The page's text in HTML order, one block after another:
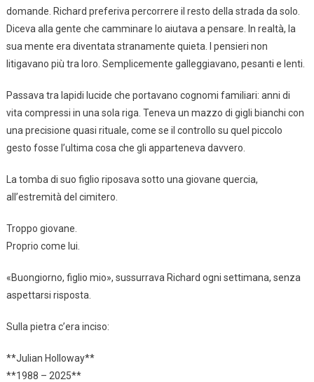
domande. Richard preferiva percorrere il resto della strada da solo.
Diceva alla gente che camminare lo aiutava a pensare. In realtà, la
sua mente era diventata stranamente quieta. I pensieri non
litigavano più tra loro. Semplicemente galleggiavano, pesanti e lenti.
Passava tra lapidi lucide che portavano cognomi familiari: anni di
vita compressi in una sola riga. Teneva un mazzo di gigli bianchi con
una precisione quasi rituale, come se il controllo su quel piccolo
gesto fosse l’ultima cosa che gli apparteneva davvero.
La tomba di suo figlio riposava sotto una giovane quercia,
all’estremità del cimitero.
Troppo giovane.
Proprio come lui.
«Buongiorno, figlio mio», sussurrava Richard ogni settimana, senza
aspettarsi risposta.
Sulla pietra c’era inciso:
**Julian Holloway**
**1988 – 2025**